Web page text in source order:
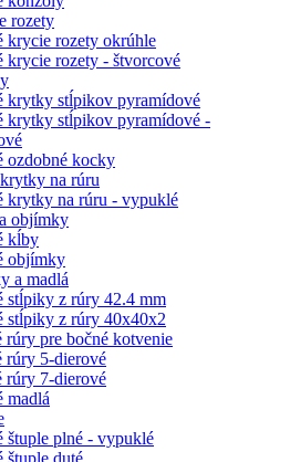
rozety
krycie rozety okrúhle
krycie rozety - štvorcové
krytky stĺpikov pyramídové
krytky stĺpikov pyramídové -
ozdobné kocky
na rúru
krytky na rúru - vypuklé
objímky
kĺby
objímky
a madlá
stĺpiky z rúry 42.4 mm
stĺpiky z rúry 40x40x2
rúry pre bočné kotvenie
rúry 5-dierové
rúry 7-dierové
madlá
štuple plné - vypuklé
štuple duté